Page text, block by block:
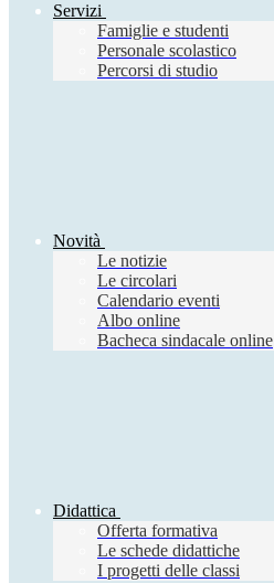
Servizi
Famiglie e studenti
Personale scolastico
Percorsi di studio
Novità
Le notizie
Le circolari
Calendario eventi
Albo online
Bacheca sindacale online
Didattica
Offerta formativa
Le schede didattiche
I progetti delle classi